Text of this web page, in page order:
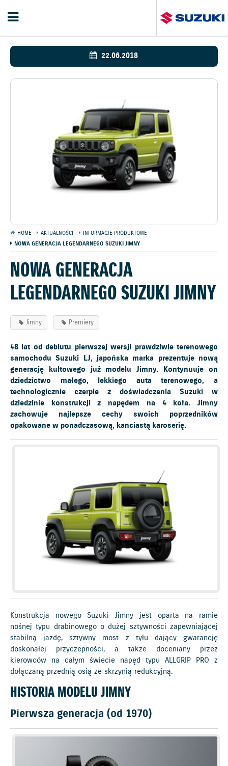
22.06.2018
HOME AKTUALNOŚCI
INFORMACJE PRODUKTOWE
NOWA GENERACJA LEGENDARNEGO SUZUKI JIMNY
NOWA GENERACJA
LEGENDARNEGO SUZUKI JIMNY
Jimny Premiery
48 lat od debiutu pierwszej wersji prawdziwie terenowego
samochodu Suzuki LJ, japońska marka prezentuje nową
generację kultowego już modelu Jimny. Kontynuuje on
dziedzictwo małego, lekkiego auta terenowego, a
technologicznie czerpie z doświadczenia Suzuki w
dziedzinie konstrukcji z napędem na 4 koła. Jimny
zachowuje najlepsze cechy swoich poprzedników
opakowane w ponadczasową, kanciastą karoserię.
Konstrukcja nowego Suzuki Jimny jest oparta na ramie
nośnej typu drabinowego o dużej sztywności zapewniającej
stabilną jazdę, sztywny most z tyłu dający gwarancję
doskonałej przyczepności, a także doceniany przez
kierowców na całym świecie napęd typu ALLGRIP PRO z
dołączaną przednią osią ze skrzynią redukcyjną.
HISTORIA MODELU JIMNY
Pierwsza generacja (od 1970)